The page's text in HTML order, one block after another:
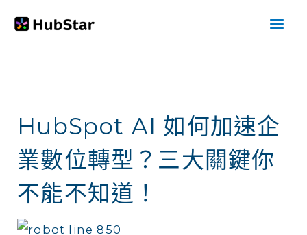
HubSpot AI 如何加速企
業數位轉型？三大關鍵你
不能不知道！